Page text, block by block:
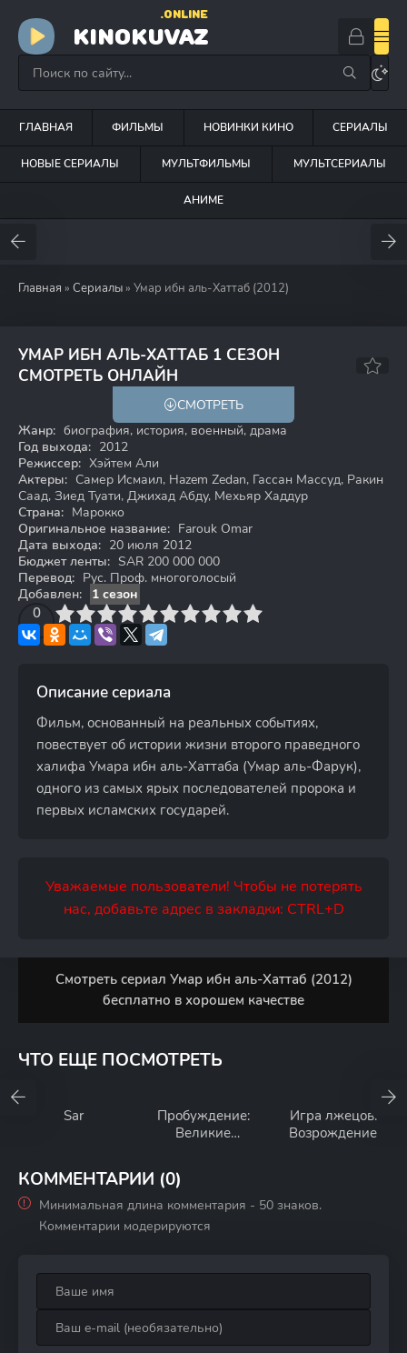
KINOKUVAZ
.ONLINE
ГЛАВНАЯ ФИЛЬМЫ НОВИНКИ КИНО СЕРИАЛЫ
НОВЫЕ СЕРИАЛЫ МУЛЬТФИЛЬМЫ МУЛЬТСЕРИАЛЫ
АНИМЕ
Главная » Сериалы » Умар ибн аль-Хаттаб (2012)
УМАР ИБН АЛЬ-ХАТТАБ 1 СЕЗОН
СМОТРЕТЬ ОНЛАЙН
8.6
СМОТРЕТЬ
Жанр: биография, история, военный, драма
Год выхода: 2012
Режиссер: Хэйтем Али
Актеры: Самер Исмаил, Hazem Zedan, Гассан Массуд, Ракин
Саад, Зиед Туати, Джихад Абду, Мехьяр Хаддур
Страна: Марокко
Оригинальное название: Farouk Omar
Дата выхода: 20 июля 2012
Бюджет ленты: SAR 200 000 000
Перевод: Рус. Проф. многоголосый
Добавлен:
1 сезон
0
4 6 7 8 9 10
Описание сериала
Фильм, основанный на реальных событиях,
повествует об истории жизни второго праведного
халифа Умара ибн аль-Хаттаба (Умар аль-Фарук),
одного из самых ярых последователей пророка и
первых исламских государей.
Уважаемые пользователи! Чтобы не потерять
нас, добавьте адрес в закладки: CTRL+D
Смотреть сериал Умар ибн аль-Хаттаб (2012)
бесплатно в хорошем качестве
ЧТО ЕЩЕ ПОСМОТРЕТЬ
Sar
Пробуждение:
Великие
Игра лжецов:
Возрождение
КОММЕНТАРИИ (0)
Минимальная длина комментария - 50 знаков.
Комментарии модерируются